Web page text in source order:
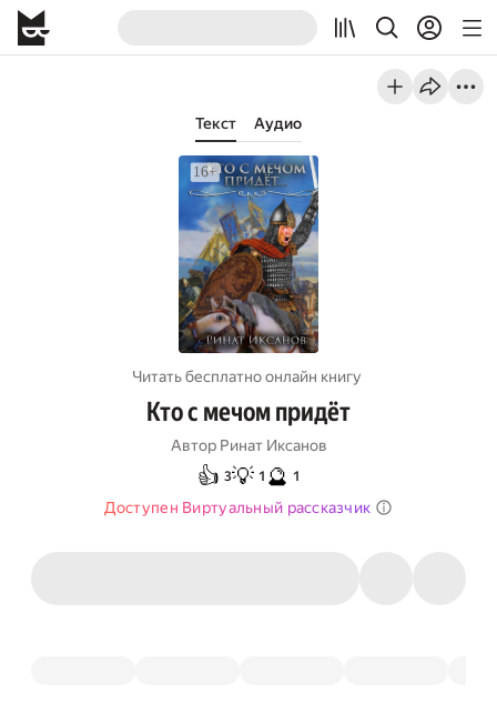
Текст Аудио
Читать бесплатно онлайн книгу
Кто с мечом придёт
Автор Ринат Иксанов
👍 3💡 1 🔮 1
Доступен Виртуальный рассказчик